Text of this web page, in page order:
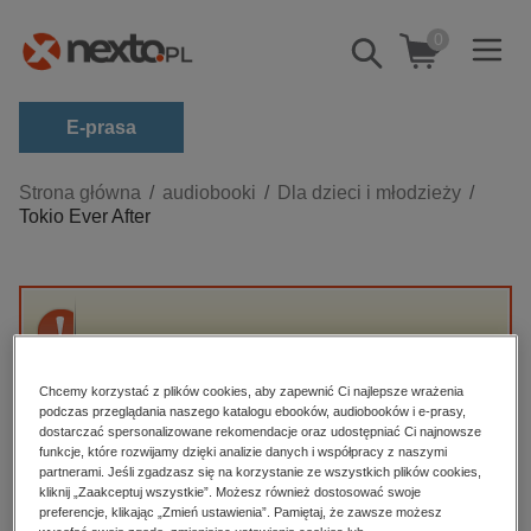
Pokaż/schowaj
wyszukiwarkę
0
E-prasa
Kategorie
Zobacz wszystkie E-prasa
budownictwo, aranżacja wnętrz
dzienniki
edukacja
hobby, sport, rozrywka
komputery, internet, technologie, informatyka
Strona główna audiobooki
Dla dzieci i młodzieży
Tokio Ever After
Przepraszamy, ale produkt „Tokio Ever After”
High-contrast mode
Polecane
Chcemy korzystać z plików cookies, aby zapewnić Ci najlepsze wrażenia
podczas przeglądania naszego katalogu ebooków, audiobooków i e-prasy,
dostarczać spersonalizowane rekomendacje oraz udostępniać Ci najnowsze
funkcje, które rozwijamy dzięki analizie danych i współpracy z naszymi
partnerami. Jeśli zgadzasz się na korzystanie ze wszystkich plików cookies,
kliknij „Zaakceptuj wszystkie”. Możesz również dostosować swoje
preferencje, klikając „Zmień ustawienia”. Pamiętaj, że zawsze możesz